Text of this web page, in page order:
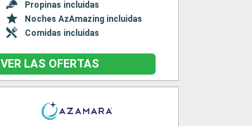
Propinas incluidas
Noches AzAmazing incluidas
Comidas incluidas
VER LAS OFERTAS